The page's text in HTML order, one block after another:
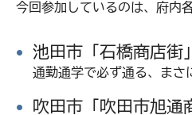
今回参加しているのは、府内
池田市「石橋商店街」
通勤通学で必ず通る、まさ
吹田市「吹田市旭通